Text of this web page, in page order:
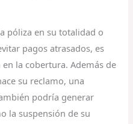
póliza en su totalidad o
pagos atrasados, es
la cobertura. Además de
su reclamo, una
podría generar
la suspensión de su